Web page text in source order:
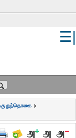
☰|
குறுந்தொகை